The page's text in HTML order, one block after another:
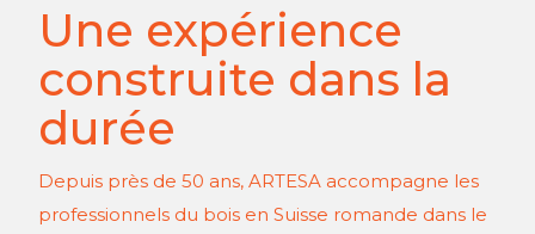
Une expérience
construite dans la
durée
Depuis près de 50 ans, ARTESA accompagne les
professionnels du bois en Suisse romande dans le